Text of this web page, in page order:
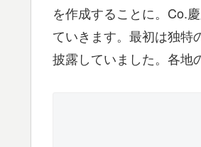
を作成することに。Co.
ていきます。最初は独特
披露していました。各地